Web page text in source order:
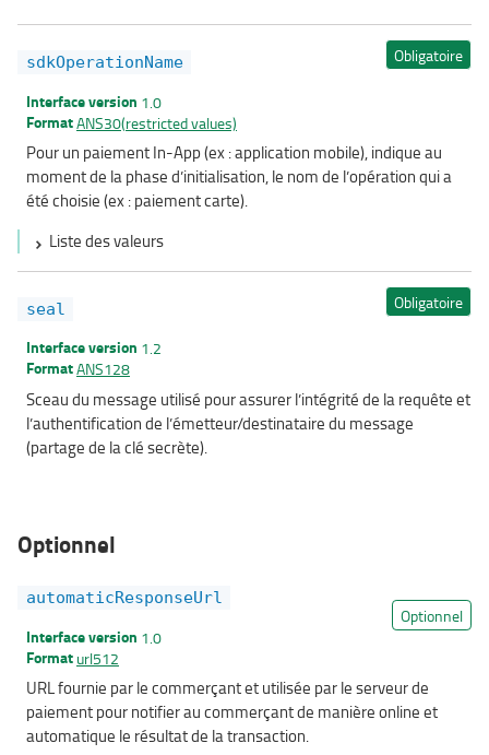
sdkOperationName Obligatoire
Interface version 1.0
FormatANS30(restricted values)
Pour un paiement In-App (ex : application mobile), indique au
moment de la phase d’initialisation, le nom de l’opération qui a
été choisie (ex : paiement carte).
Liste des valeurs
seal Obligatoire
Interface version 1.2
FormatANS128
Sceau du message utilisé pour assurer l’intégrité de la requête et
l’authentification de l’émetteur/destinataire du message
(partage de la clé secrète).
Optionnel
automaticResponseUrl
Optionnel
Interface version 1.0
Format url512
URL fournie par le commerçant et utilisée par le serveur de
paiement pour notifier au commerçant de manière online et
automatique le résultat de la transaction.